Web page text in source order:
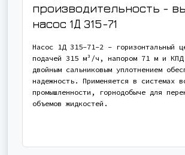
производительность -
насос 1Д 315-71
Насос 1Д 315-71-2 - горизонтальный
подачей 315 м³/ч, напором 71 м и КПД
двойным сальниковым уплотнением
надежность. Применяется в системах
промышленности, горнодобыче для
объемов жидкостей.